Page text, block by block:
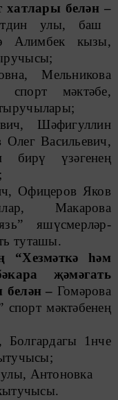
белән –
улы, баш
Алимбек кызы,
Мельникова
спорт мәктәбе,
Шәфигуллин
Васильевич,
бирү үзәгенең
Офицеров Яков
Макарова
яшүсмерләр-
туташы.
“Хезмәткә һәм
җәмәгать
– Гомәрова
спорт мәктәбенең
Болгардагы 1нче
Антоновка